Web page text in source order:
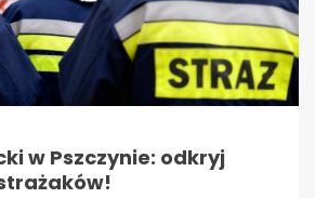
w Pszczynie: odkryj